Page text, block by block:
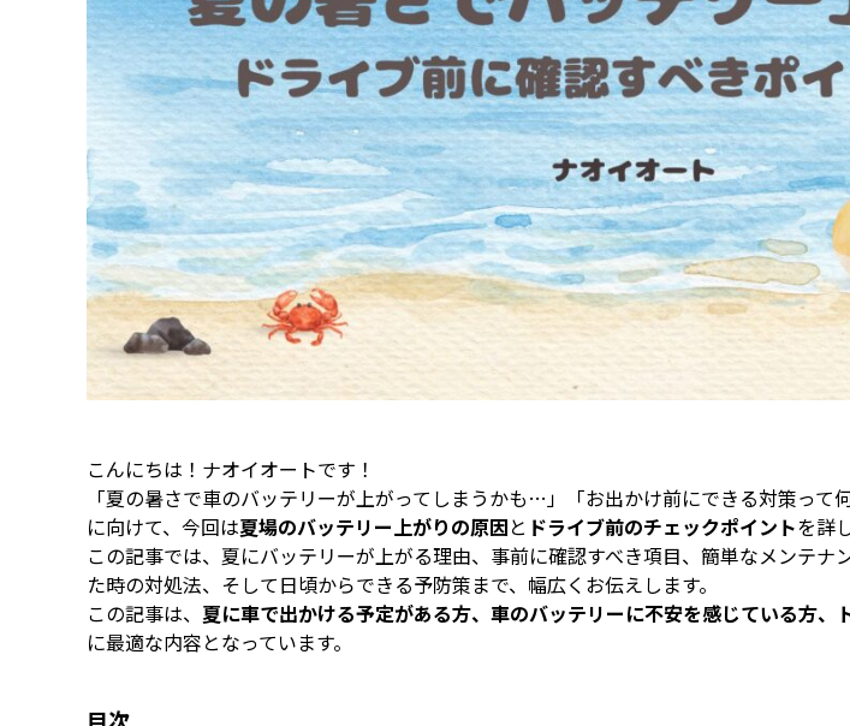
こんにちは！ナオイオートです！
「夏の暑さで車のバッテリーが上がってしまうかも…」「お出かけ前にできる対策って
に向けて、今回は夏場のバッテリー上がりの原因と ドライブ前のチェックポイントを詳
この記事では、夏にバッテリーが上がる理由、事前に確認すべき項目、簡単なメンテナ
た時の対処法、そして日頃からできる予防策まで、幅広くお伝えします。
この記事は、 夏に車で出かける予定がある方、車のバッテリーに不安を感じている方、
に最適な内容となっています。